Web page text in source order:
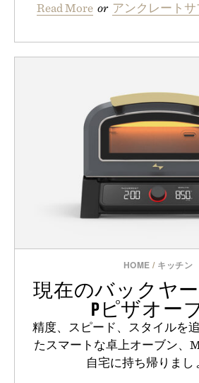
Read More or アンクレート
HOME / キッチン
現在のバックヤ
Pピザオー
精度、スピード、スタイルを
たスマートな卓上オーブン、
自宅に持ち帰りまし